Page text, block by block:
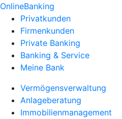
OnlineBanking
Privatkunden
Firmenkunden
Private Banking
Banking & Service
Meine Bank
Vermögensverwaltung
Anlageberatung
Immobilienmanagement